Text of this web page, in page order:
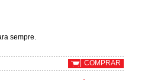
sempre.
COMPRAR